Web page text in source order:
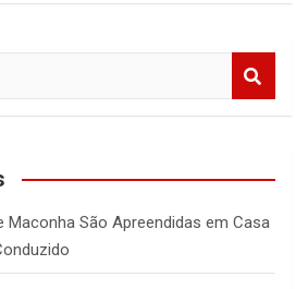
Maconha São Apreendidas em Casa